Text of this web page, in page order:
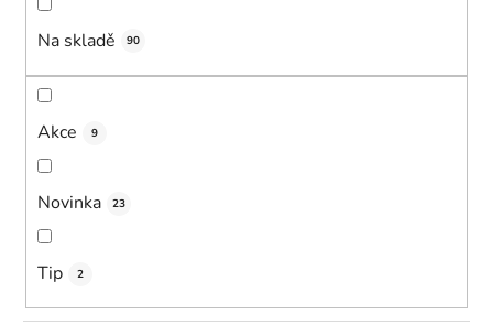
Na skladě 90
Akce 9
Novinka 23
Tip 2